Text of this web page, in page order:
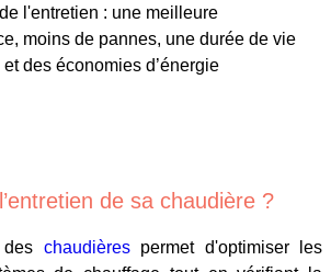
l'entretien : une meilleure
moins de pannes, une durée de vie
des économies d’énergie
de sa chaudière ?
des chaudièrespermet d'optimiser les